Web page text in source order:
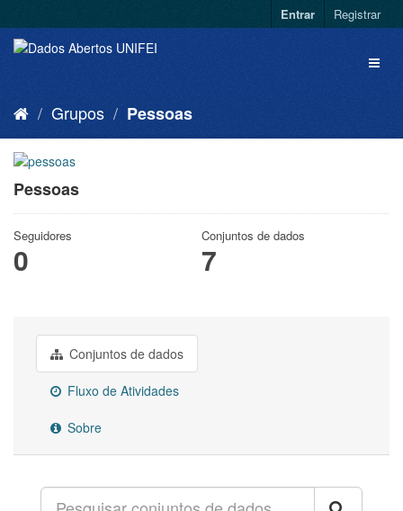
Entrar Registrar
Grupos Pessoas
Pessoas
Seguidores
0
Conjuntos de dados
7
Conjuntos de dados
Fluxo de Atividades
Sobre